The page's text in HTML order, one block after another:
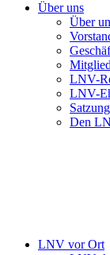
Über uns
Über
LNV-
LNV-
Satzung
Den
LNV vor Ort